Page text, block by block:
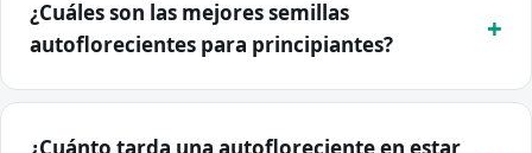
¿Cuáles son las mejores semillas
autoflorecientes para principiantes?
¿Cuánto tarda una autofloreciente en estar